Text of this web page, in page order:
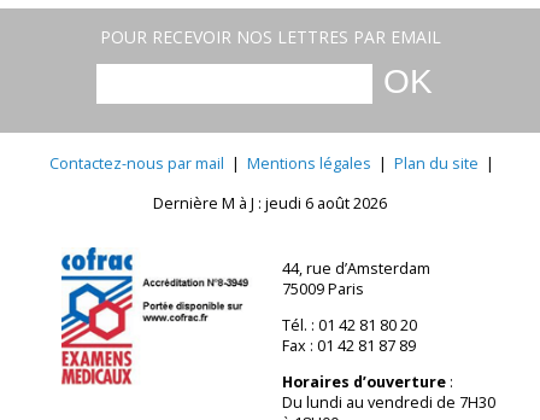
POUR RECEVOIR NOS LETTRES PAR EMAIL
Contactez-nous par mail | Mentions légales | Plan du site |
Dernière M à J : jeudi 6 août 2026
44, rue d’Amsterdam
75009 Paris
Tél. : 01 42 81 80 20
Fax : 01 42 81 87 89
Horaires d’ouverture:
Du lundi au vendredi de 7H30